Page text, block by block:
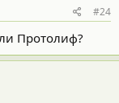
#24
Протолиф?